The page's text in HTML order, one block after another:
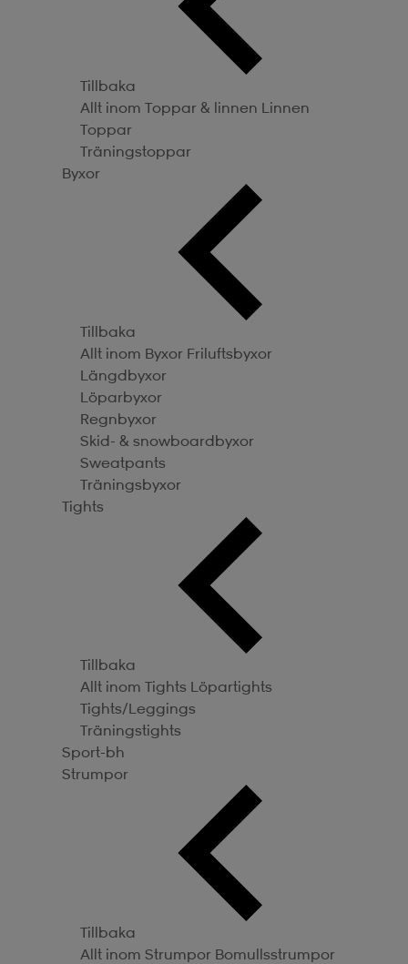
Tillbaka
Allt inom Toppar & linnen Linnen
Toppar
Träningstoppar
Byxor
Tillbaka
Allt inom Byxor Friluftsbyxor
Längdbyxor
Löparbyxor
Regnbyxor
Skid- & snowboardbyxor
Sweatpants
Träningsbyxor
Tights
Tillbaka
Allt inom Tights Löpartights
Tights/Leggings
Träningstights
Sport-bh
Strumpor
Tillbaka
Allt inom Strumpor Bomullsstrumpor